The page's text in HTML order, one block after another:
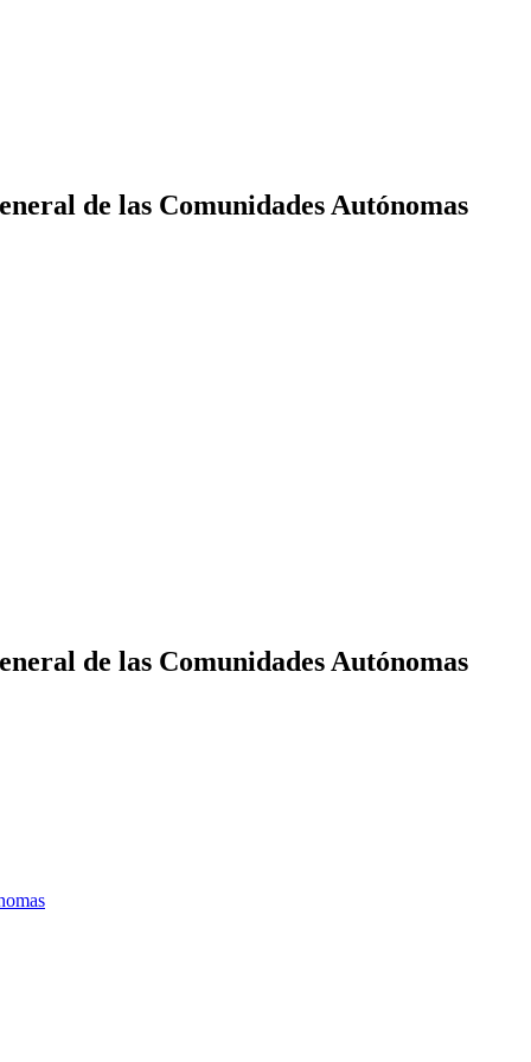
de las Comunidades Autónomas
de las Comunidades Autónomas